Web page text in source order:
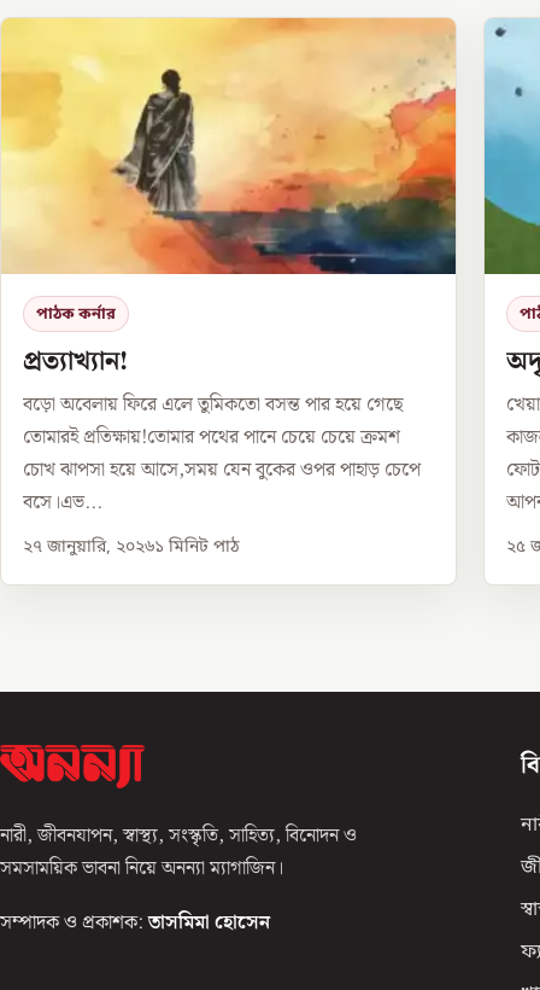
পাঠক কর্নার
প্রত্যাখ্যান!
বড়ো অবেলায় ফিরে এলে তুমিকতো বসন্ত পার হয়ে গেছে
তোমারই প্রতিক্ষায়!তোমার পথের পানে চেয়ে চেয়ে ক্রমশ
চোখ ঝাপসা হয়ে আসে,সময় যেন বুকের ওপর পাহাড় চেপে
বসে।এভ...
২৭ জানুয়ারি, ২০২৬১ মিনিট পাঠ ২৫
নারী, জীবনযাপন, স্বাস্থ্য, সংস্কৃতি, সাহিত্য, বিনোদন ও
সমসাময়িক ভাবনা নিয়ে অনন্যা ম্যাগাজিন।
সম্পাদক ও প্রকাশক: তাসমিমা হোসেন